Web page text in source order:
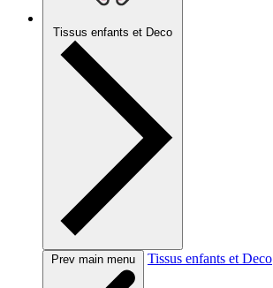
Tissus enfants et Deco
Prev main menu Tissus enfants et Deco